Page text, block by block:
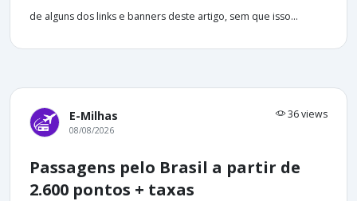
de alguns dos links e banners deste artigo, sem que isso...
E-Milhas 36 views
08/08/2026
Passagens pelo Brasil a partir de
2.600 pontos + taxas